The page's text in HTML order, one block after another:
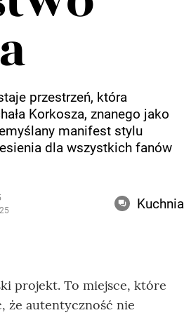
przestrzeń, która
Korkosza, znanego jako
manifest stylu
dla wszystkich fanów
Kuchnia
projekt. To miejsce, które
że autentyczność nie